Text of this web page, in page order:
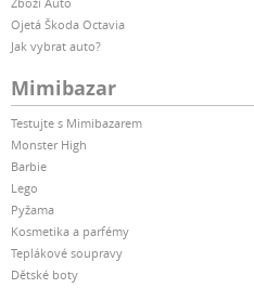
Ojetá Škoda Octavia
Jak vybrat auto?
Mimibazar
Testujte s Mimibazarem
Monster High
Barbie
Lego
Pyžama
Kosmetika a parfémy
Teplákové soupravy
Dětské boty